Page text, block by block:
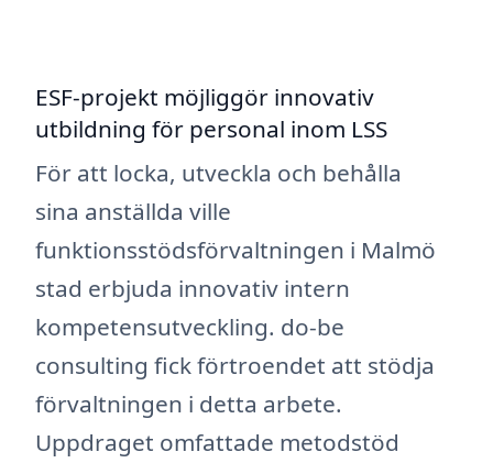
ESF-projekt möjliggör innovativ
utbildning för personal inom LSS
För att locka, utveckla och behålla
sina anställda ville
funktionsstödsförvaltningen i Malmö
stad erbjuda innovativ intern
kompetensutveckling. do-be
consulting fick förtroendet att stödja
förvaltningen i detta arbete.
Uppdraget omfattade metodstöd